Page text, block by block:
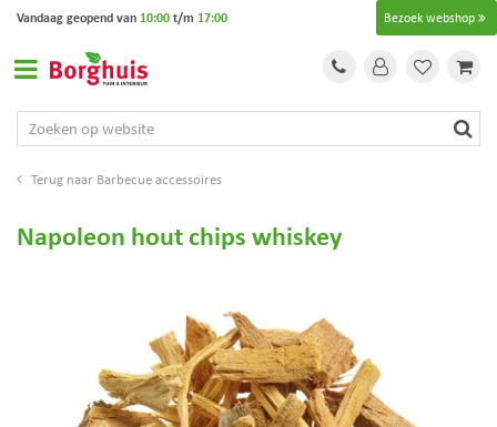
Barbecue accessoires
Bezoek webshop
Vandaag geopend van 10:00t/m 17:00
Napoleon hout chips whiskey